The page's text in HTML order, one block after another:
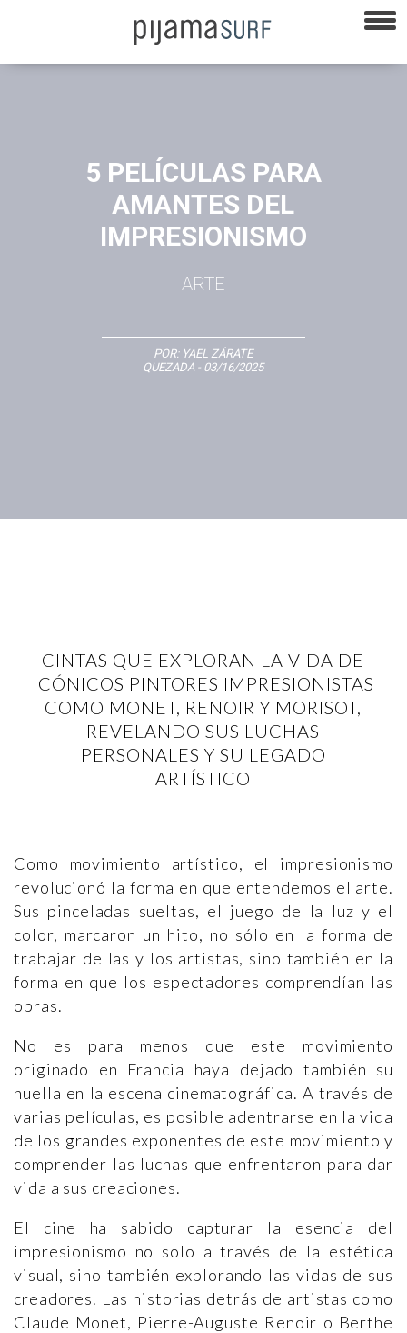
5 PELÍCULAS PARA
AMANTES DEL
IMPRESIONISMO
ARTE
POR: YAEL ZÁRATE
QUEZADA - 03/16/2025
CINTAS QUE EXPLORAN LA VIDA DE
ICÓNICOS PINTORES IMPRESIONISTAS
COMO MONET, RENOIR Y MORISOT,
REVELANDO SUS LUCHAS
PERSONALES Y SU LEGADO
ARTÍSTICO
Como movimiento artístico, el impresionismo
revolucionó la forma en que entendemos el arte.
Sus pinceladas sueltas, el juego de la luz y el
color, marcaron un hito, no sólo en la forma de
trabajar de las y los artistas, sino también en la
forma en que los espectadores comprendían las
obras.
No es para menos que este movimiento
originado en Francia haya dejado también su
huella en la escena cinematográfica. A través de
varias películas, es posible adentrarse en la vida
de los grandes exponentes de este movimiento y
comprender las luchas que enfrentaron para dar
vida a sus creaciones.
El cine ha sabido capturar la esencia del
impresionismo no solo a través de la estética
visual, sino también explorando las vidas de sus
creadores. Las historias detrás de artistas como
Claude Monet, Pierre-Auguste Renoir o Berthe